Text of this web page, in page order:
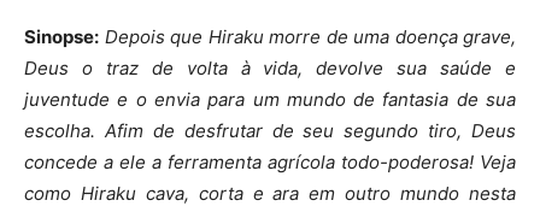
Sinopse: Depois que Hiraku morre de uma doença grave,
Deus o traz de volta à vida, devolve sua saúde e
juventude e o envia para um mundo de fantasia de sua
escolha. Afim de desfrutar de seu segundo tiro, Deus
concede a ele a ferramenta agrícola todo-poderosa! Veja
como Hiraku cava, corta e ara em outro mundo nesta